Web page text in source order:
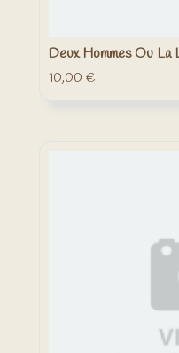
Deux Hommes Ou
10,00 €